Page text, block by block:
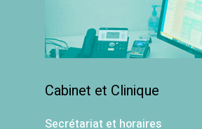
Cabinet et Clinique
Secrétariat et horaires